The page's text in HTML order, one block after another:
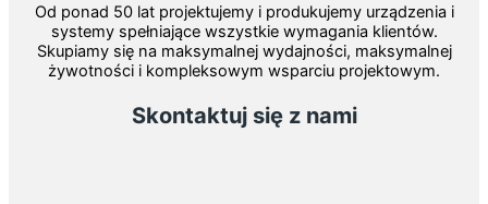
Od ponad 50 lat projektujemy i produkujemy urządzenia i
systemy spełniające wszystkie wymagania klientów.
Skupiamy się na maksymalnej wydajności, maksymalnej
żywotności i kompleksowym wsparciu projektowym.
Skontaktuj się z nami